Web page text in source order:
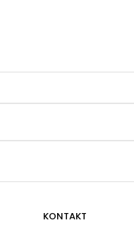
KONTAKT